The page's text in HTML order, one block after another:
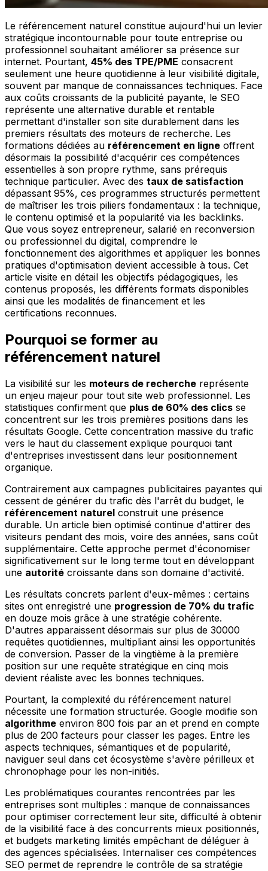
Le référencement naturel constitue aujourd'hui un levier
stratégique incontournable pour toute entreprise ou
professionnel souhaitant améliorer sa présence sur
internet. Pourtant, 45% des TPE/PME consacrent
seulement une heure quotidienne à leur visibilité digitale,
souvent par manque de connaissances techniques. Face
aux coûts croissants de la publicité payante, le SEO
représente une alternative durable et rentable
permettant d'installer son site durablement dans les
premiers résultats des moteurs de recherche. Les
formations dédiées au référencement en ligne offrent
désormais la possibilité d'acquérir ces compétences
essentielles à son propre rythme, sans prérequis
technique particulier. Avec des taux de satisfaction
dépassant 95%, ces programmes structurés permettent
de maîtriser les trois piliers fondamentaux : la technique,
le contenu optimisé et la popularité via les backlinks.
Que vous soyez entrepreneur, salarié en reconversion
ou professionnel du digital, comprendre le
fonctionnement des algorithmes et appliquer les bonnes
pratiques d'optimisation devient accessible à tous. Cet
article visite en détail les objectifs pédagogiques, les
contenus proposés, les différents formats disponibles
ainsi que les modalités de financement et les
certifications reconnues.
Pourquoi se former au
référencement naturel
La visibilité sur les moteurs de recherche représente
un enjeu majeur pour tout site web professionnel. Les
statistiques confirment que plus de 60% des clics se
concentrent sur les trois premières positions dans les
résultats Google. Cette concentration massive du trafic
vers le haut du classement explique pourquoi tant
d'entreprises investissent dans leur positionnement
organique.
Contrairement aux campagnes publicitaires payantes qui
cessent de générer du trafic dès l'arrêt du budget, le
référencement naturel construit une présence
durable. Un article bien optimisé continue d'attirer des
visiteurs pendant des mois, voire des années, sans coût
supplémentaire. Cette approche permet d'économiser
significativement sur le long terme tout en développant
une autorité croissante dans son domaine d'activité.
Les résultats concrets parlent d'eux-mêmes : certains
sites ont enregistré une progression de 70% du trafic
en douze mois grâce à une stratégie cohérente.
D'autres apparaissent désormais sur plus de 30000
requêtes quotidiennes, multipliant ainsi les opportunités
de conversion. Passer de la vingtième à la première
position sur une requête stratégique en cinq mois
devient réaliste avec les bonnes techniques.
Pourtant, la complexité du référencement naturel
nécessite une formation structurée. Google modifie son
algorithme environ 800 fois par an et prend en compte
plus de 200 facteurs pour classer les pages. Entre les
aspects techniques, sémantiques et de popularité,
naviguer seul dans cet écosystème s'avère périlleux et
chronophage pour les non-initiés.
Les problématiques courantes rencontrées par les
entreprises sont multiples : manque de connaissances
pour optimiser correctement leur site, difficulté à obtenir
de la visibilité face à des concurrents mieux positionnés,
et budgets marketing limités empêchant de déléguer à
des agences spécialisées. Internaliser ces compétences
SEO permet de reprendre le contrôle de sa stratégie